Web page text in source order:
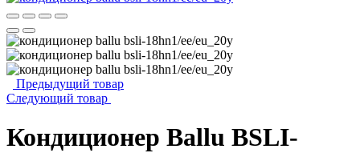
Предыдущий товар
Следующий товар
Кондиционер Ballu BSLI-